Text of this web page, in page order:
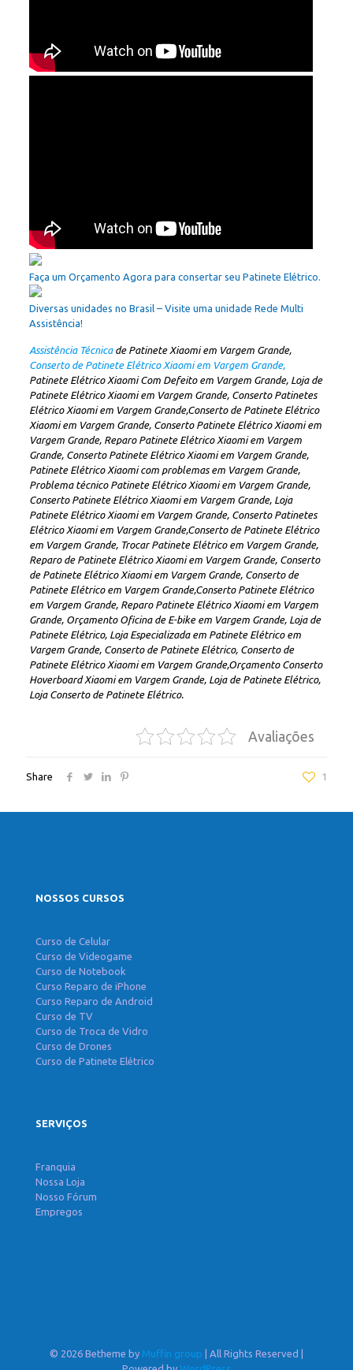
Faça um Orçamento Agora para consertar seu Patinete Elétrico.
Diversas unidades no Brasil – Visite uma unidade Rede Multi
Assistência!
Assistência Técnicade Patinete Xiaomi em Vargem Grande,
Conserto de Patinete Elétrico Xiaomi em Vargem Grande,
Patinete Elétrico Xiaomi Com Defeito em Vargem Grande, Loja de
Patinete Elétrico Xiaomi em Vargem Grande, Conserto Patinetes
Elétrico Xiaomi em Vargem Grande,Conserto de Patinete Elétrico
Xiaomi em Vargem Grande, Conserto Patinete Elétrico Xiaomi em
Vargem Grande, Reparo Patinete Elétrico Xiaomi em Vargem
Grande, Conserto Patinete Elétrico Xiaomi em Vargem Grande,
Patinete Elétrico Xiaomi com problemas em Vargem Grande,
Problema técnico Patinete Elétrico Xiaomi em Vargem Grande,
Conserto Patinete Elétrico Xiaomi em Vargem Grande, Loja
Patinete Elétrico Xiaomi em Vargem Grande, Conserto Patinetes
Elétrico Xiaomi em Vargem Grande,Conserto de Patinete Elétrico
em Vargem Grande, Trocar Patinete Elétrico em Vargem Grande,
Reparo de Patinete Elétrico Xiaomi em Vargem Grande, Conserto
de Patinete Elétrico Xiaomi em Vargem Grande, Conserto de
Patinete Elétrico em Vargem Grande,Conserto Patinete Elétrico
em Vargem Grande, Reparo Patinete Elétrico Xiaomi em Vargem
Grande, Orçamento Oficina de E-bike em Vargem Grande, Loja de
Patinete Elétrico, Loja Especializada em Patinete Elétrico em
Vargem Grande, Conserto de Patinete Elétrico, Conserto de
Patinete Elétrico Xiaomi em Vargem Grande,Orçamento Conserto
Hoverboard Xiaomi em Vargem Grande, Loja de Patinete Elétrico,
Loja Conserto de Patinete Elétrico.
Avaliações
Share 1
NOSSOS CURSOS
Curso de Celular
Curso de Videogame
Curso de Notebook
Curso Reparo de iPhone
Curso Reparo de Android
Curso de TV
Curso de Troca de Vidro
Curso de Drones
Curso de Patinete Elétrico
SERVIÇOS
Franquia
Nossa Loja
Nosso Fórum
Empregos
© 2026 Betheme by Muffin group | All Rights Reserved |